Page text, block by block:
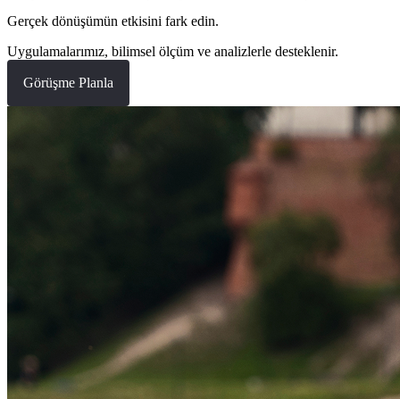
Gerçek dönüşümün etkisini fark edin.
Uygulamalarımız, bilimsel ölçüm ve analizlerle desteklenir.
Görüşme Planla